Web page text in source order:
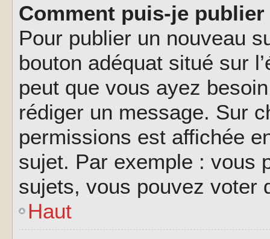
Comment puis-je
Pour publier un nouveau
bouton adéquat situé sur
peut que vous ayez
rédiger un message. Sur
permissions est affichée
sujet. Par exemple : vous
sujets, vous pouvez voter
Haut